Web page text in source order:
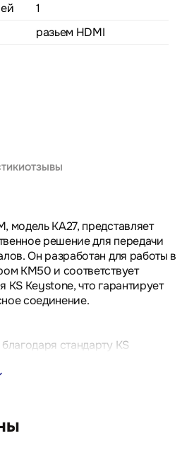
1
разьем HDMI
ОТЗЫВЫ
модель KA27, представляет
решение для передачи
Он разработан для работы в
KM50 и соответствует
KS Keystone, что гарантирует
соединение.
стандарту KS
для интеграции в
жилых помещений до офисов.
включают системы